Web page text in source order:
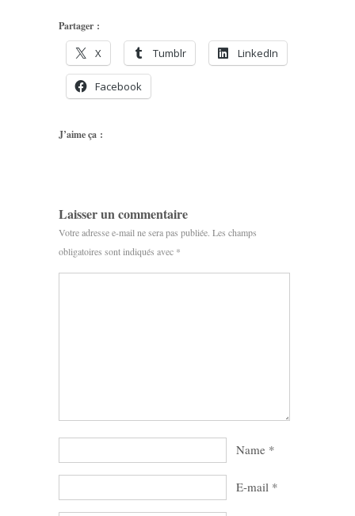
Partager :
X Tumblr LinkedIn
Facebook
J’aime ça :
Laisser un commentaire
Votre adresse e-mail ne sera pas publiée. Les champs
obligatoires sont indiqués avec *
Name *
E-mail *